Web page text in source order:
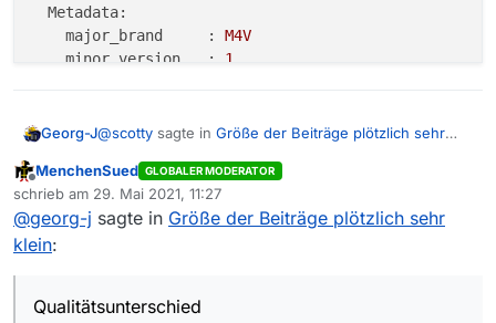
Metadata:
major_brand     :
M4V
minor_version   :
1
Duration: 00 :48:00.04, start: 0.000000, bitrate:
Metadata:
creation_time   :
handler_name    : ETI ISO Video Media Handler
creation_time   :
Georg-J@scotty sagte in Größe der Beiträge plötzlich sehr
OK, die “kleine” Folge ist tatsächlich in 1280x720
(1216 kb/s), die große in full HD (6487 kb/s).
Leider erklärt das den Qualitätsunterschied nicht
ffprobe version 4.3.1 Copyright (c) 2007-2020
  built with gcc 10.2.1 (GCC) 20200726
Offline
MenchenSued GLOBALER MODERATOR
schrieb am 29. Mai 2021, 11:27
zuletzt editiert von
@georg-j sagte in Größe der Beiträge plötzlich sehr
klein:
Qualitätsunterschied